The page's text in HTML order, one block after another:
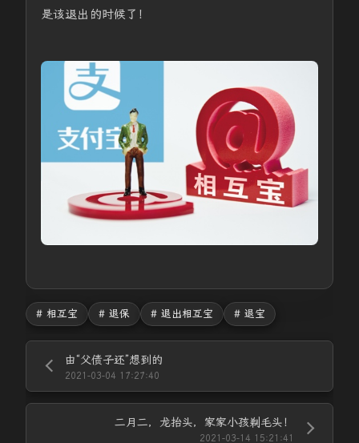
是该退出的时候了！
# 相互宝 # 退保 # 退出相互宝 # 退宝
由“父债子还”想到的
2021-03-04 17:27:40
二月二，龙抬头，家家小孩剃毛头！
2021-03-14 15:21:41